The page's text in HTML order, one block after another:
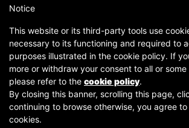
Copyright © 2007-2026 Fubles Srl, Via Disciplini 18, 20123 Milano - CF/
Notice
This website or its third-party tools use
necessary to its functioning and required to
purposes illustrated in the cookie policy. If
more or withdraw your consent to all or
please refer to the cookie policy.
By closing this banner, scrolling this page,
continuing to browse otherwise, you agree
cookies.